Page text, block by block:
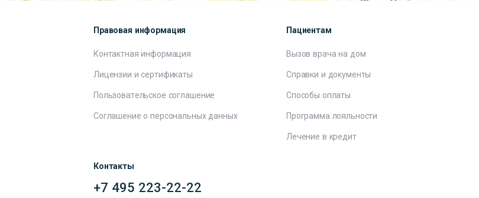
Правовая информация
Контактная информация
Лицензии и сертификаты
Пользовательское соглашение
Соглашение о персональных данных
Пациентам
Вызов врача на дом
Справки и документы
Способы оплаты
Программа лояльности
Лечение в кредит
Контакты
+7 495 223-22-22